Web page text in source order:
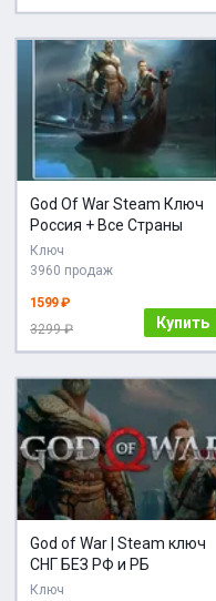
God Of War Steam Ключ
Россия + Все Страны
Ключ
3960 продаж
1599 ₽
3299 ₽
Купить
God of War | Steam ключ
СНГ БЕЗ РФ и РБ
Ключ